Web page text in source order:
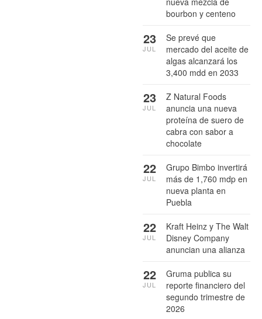
bourbon y centeno
Se prevé que
mercado del aceite de
algas alcanzará los
3,400 mdd en 2033
23
JUL
Z Natural Foods
anuncia una nueva
proteína de suero de
cabra con sabor a
chocolate
23
JUL
Grupo Bimbo invertirá
más de 1,760 mdp en
nueva planta en
Puebla
22
JUL
Kraft Heinz y The Walt
Disney Company
anuncian una alianza
22
JUL
Gruma publica su
reporte financiero del
segundo trimestre de
2026
22
JUL